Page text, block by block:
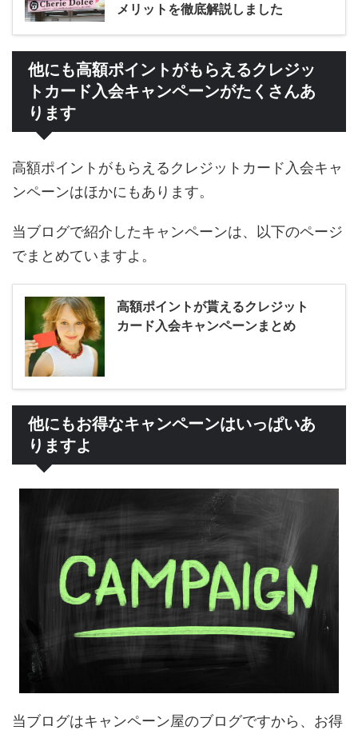
メリットを徹底解説しました
他にも高額ポイントがもらえるクレジッ
トカード入会キャンペーンがたくさんあ
ります
高額ポイントがもらえるクレジットカード入会キャ
ンペーンはほかにもあります。
当ブログで紹介したキャンペーンは、以下のページ
でまとめていますよ。
高額ポイントが貰えるクレジット
カード入会キャンペーンまとめ
他にもお得なキャンペーンはいっぱいあ
りますよ
当ブログはキャンペーン屋のブログですから、お得